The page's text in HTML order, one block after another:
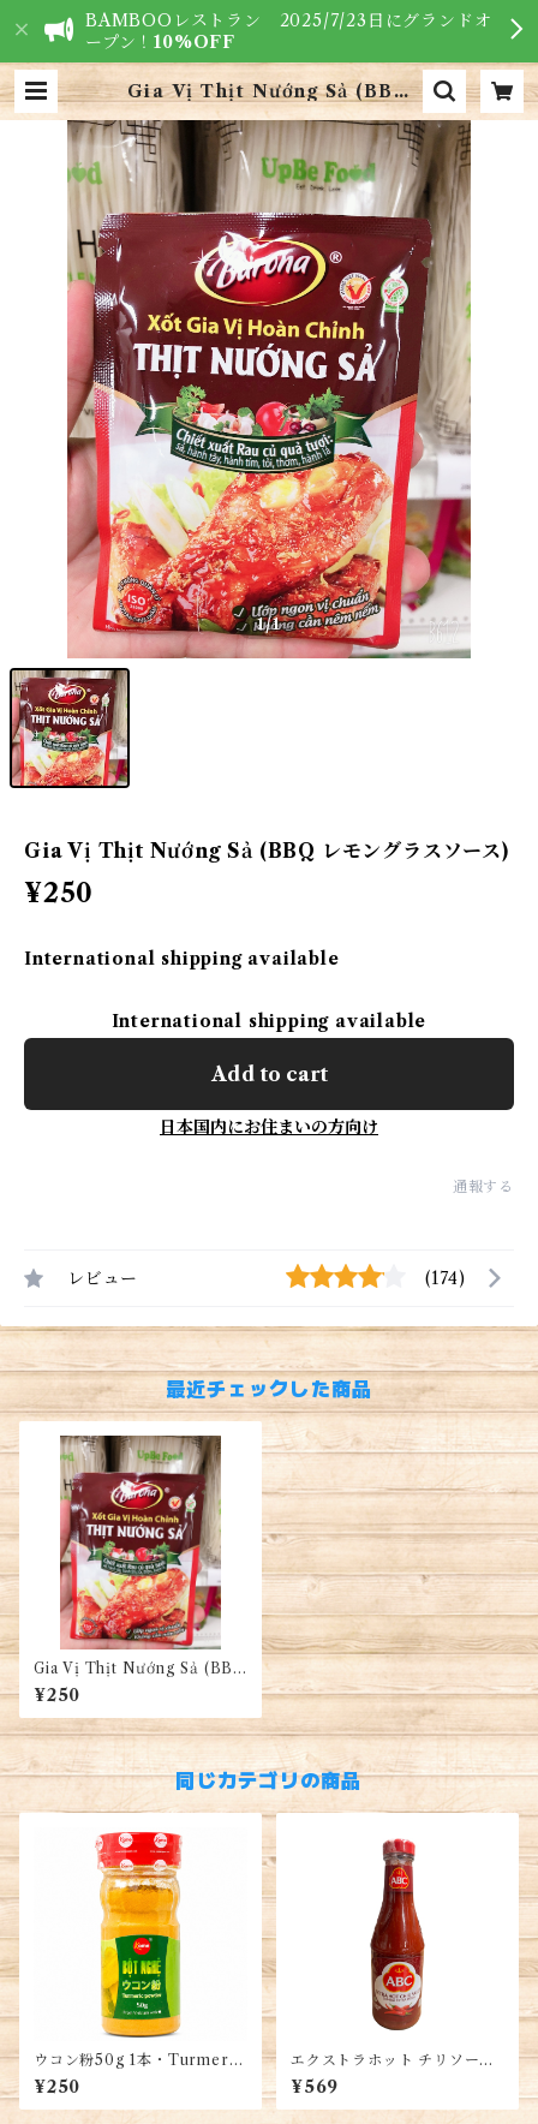
BAMBOOレストラン 2025/7/23日にグランドオ
ープン！10%OFF
Gia Vị Thịt Nướng Sả (BBQ
レモングラスソース) | VIETNAM
FOODS - ベトナム食材専門店
1/1
Gia Vị Thịt Nướng Sả (BBQ レモングラスソース)
¥250
International shipping available
International shipping available
Add to cart
日本国内にお住まいの方向け
通報する
レビュー (174)
最近チェックした商品
Gia Vị Thịt Nướng Sả (BBQ
レモングラスソース)
¥250
同じカテゴリの商品
ウコン粉50g 1本・Turmeric
Powder・Bột Nghệ
¥250
エクストラホット チリソー
ス、インドネシア産 395ml、
EXTRA HOT CHILI SAUC
E, SAMBAL EXTRA PEDAS
¥569